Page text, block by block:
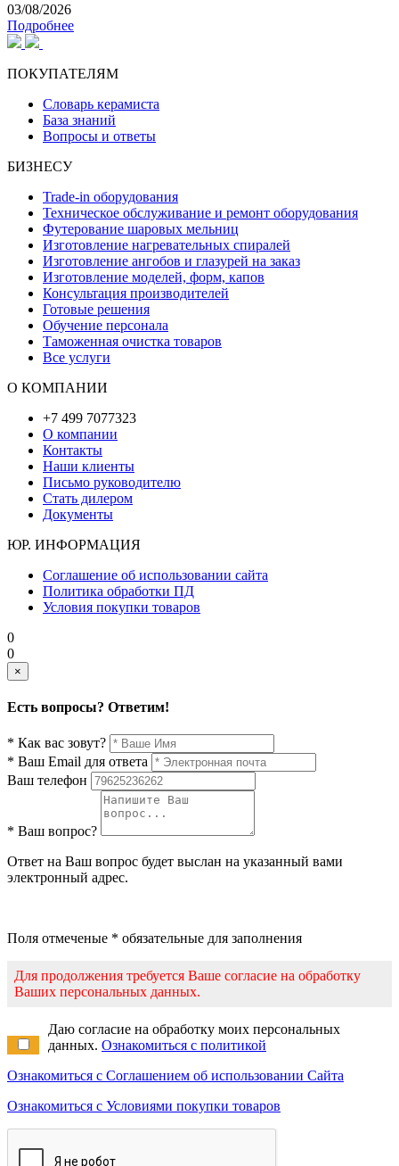
03/08/2026
Подробнее
ПОКУПАТЕЛЯМ
Словарь керамиста
База знаний
Вопросы и ответы
БИЗНЕСУ
Trade-in оборудования
Техническое обслуживание и ремонт оборудования
Футерование шаровых мельниц
Изготовление нагревательных спиралей
Изготовление ангобов и глазурей на заказ
Изготовление моделей, форм, капов
Консультация производителей
Готовые решения
Обучение персонала
Таможенная очистка товаров
Все услуги
О КОМПАНИИ
+7 499 7077323
О компании
Контакты
Наши клиенты
Письмо руководителю
Стать дилером
Документы
ЮР. ИНФОРМАЦИЯ
Соглашение об использовании сайта
Политика обработки ПД
Условия покупки товаров
0
0
×
Есть вопросы? Ответим!
* Как вас зовут?
* Ваш Email для ответа
Ваш телефон
* Ваш вопрос?
Ответ на Ваш вопрос будет выслан на указанный вами
электронный адрес.
Поля отмеченые * обязательные для заполнения
Для продолжения требуется Ваше согласие на обработку
Ваших персональных данных.
Даю согласие на обработку моих персональных
данных. Ознакомиться с политикой
Ознакомиться с Соглашением об использовании Сайта
Ознакомиться с Условиями покупки товаров